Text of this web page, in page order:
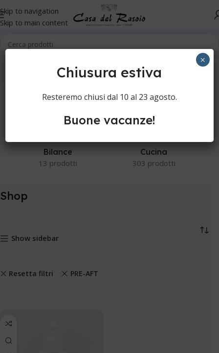
Skip to navigation
Skip to main content
Bilance
13 prodotti
Cucina
303 prodotti
Shop
Show sidebar
Resetta filtri PRE-AFT
Chiusura estiva
Resteremo chiusi dal 10 al 23 agosto.
Buone vacanze!
×